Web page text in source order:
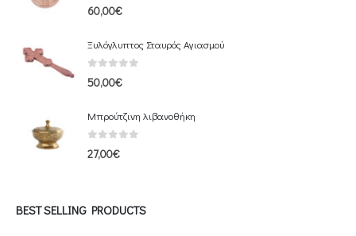
60,00€
Ξυλόγλυπτος Σταυρός Αγιασμού
50,00€
Μπρούτζινη λιβανοθήκη
27,00€
BEST SELLING PRODUCTS